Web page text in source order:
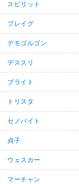
スピリット
プレイグ
デモゴルゴン
デススリ
ブライト
トリスタ
セノバイト
貞子
ウェスカー
マーチャン